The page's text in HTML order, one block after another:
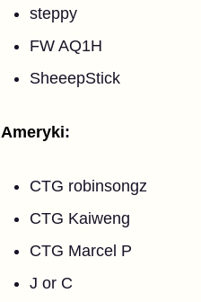
steppy
FW AQ1H
SheeepStick
Ameryki:
CTG robinsongz
CTG Kaiweng
CTG Marcel P
J or C